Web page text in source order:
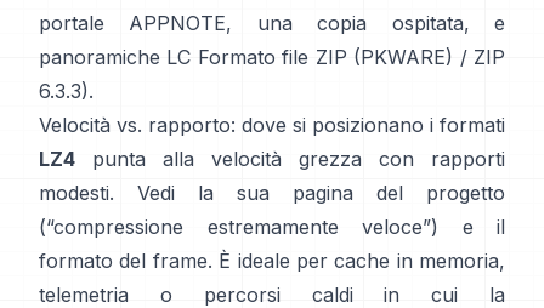
portale APPNOTE, una copia ospitata, e
panoramiche LC Formato file ZIP (PKWARE) / ZIP
6.3.3).
Velocità vs. rapporto: dove si posizionano i formati
LZ4 punta alla velocità grezza con rapporti
modesti. Vedi la sua
pagina del progetto
(“compressione estremamente veloce”) e il
formato del frame. È ideale per cache in memoria,
telemetria o percorsi caldi in cui la